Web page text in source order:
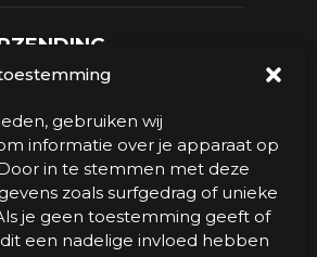
gebruiken wij
informatie over je apparaat op
in te stemmen met deze
zoals surfgedrag of unieke
je geen toestemming geeft of
een nadelige invloed hebben